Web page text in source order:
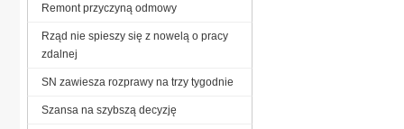
Remont przyczyną odmowy
Rząd nie spieszy się z nowelą o pracy
zdalnej
SN zawiesza rozprawy na trzy tygodnie
Szansa na szybszą decyzję